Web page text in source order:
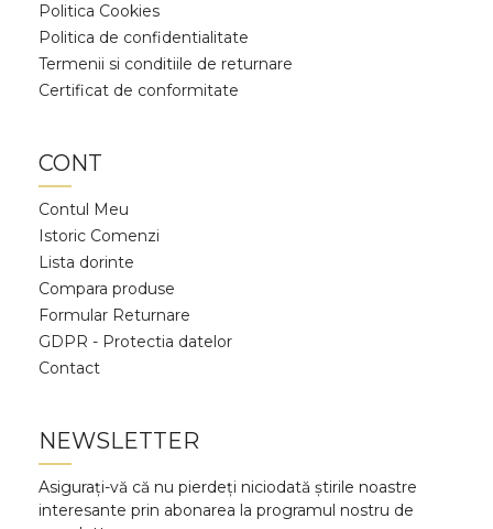
Politica Cookies
Politica de confidentialitate
Termenii si conditiile de returnare
Certificat de conformitate
CONT
Contul Meu
Istoric Comenzi
Lista dorinte
Compara produse
Formular Returnare
GDPR - Protectia datelor
Contact
NEWSLETTER
Asigurați-vă că nu pierdeți niciodată știrile noastre
interesante prin abonarea la programul nostru de